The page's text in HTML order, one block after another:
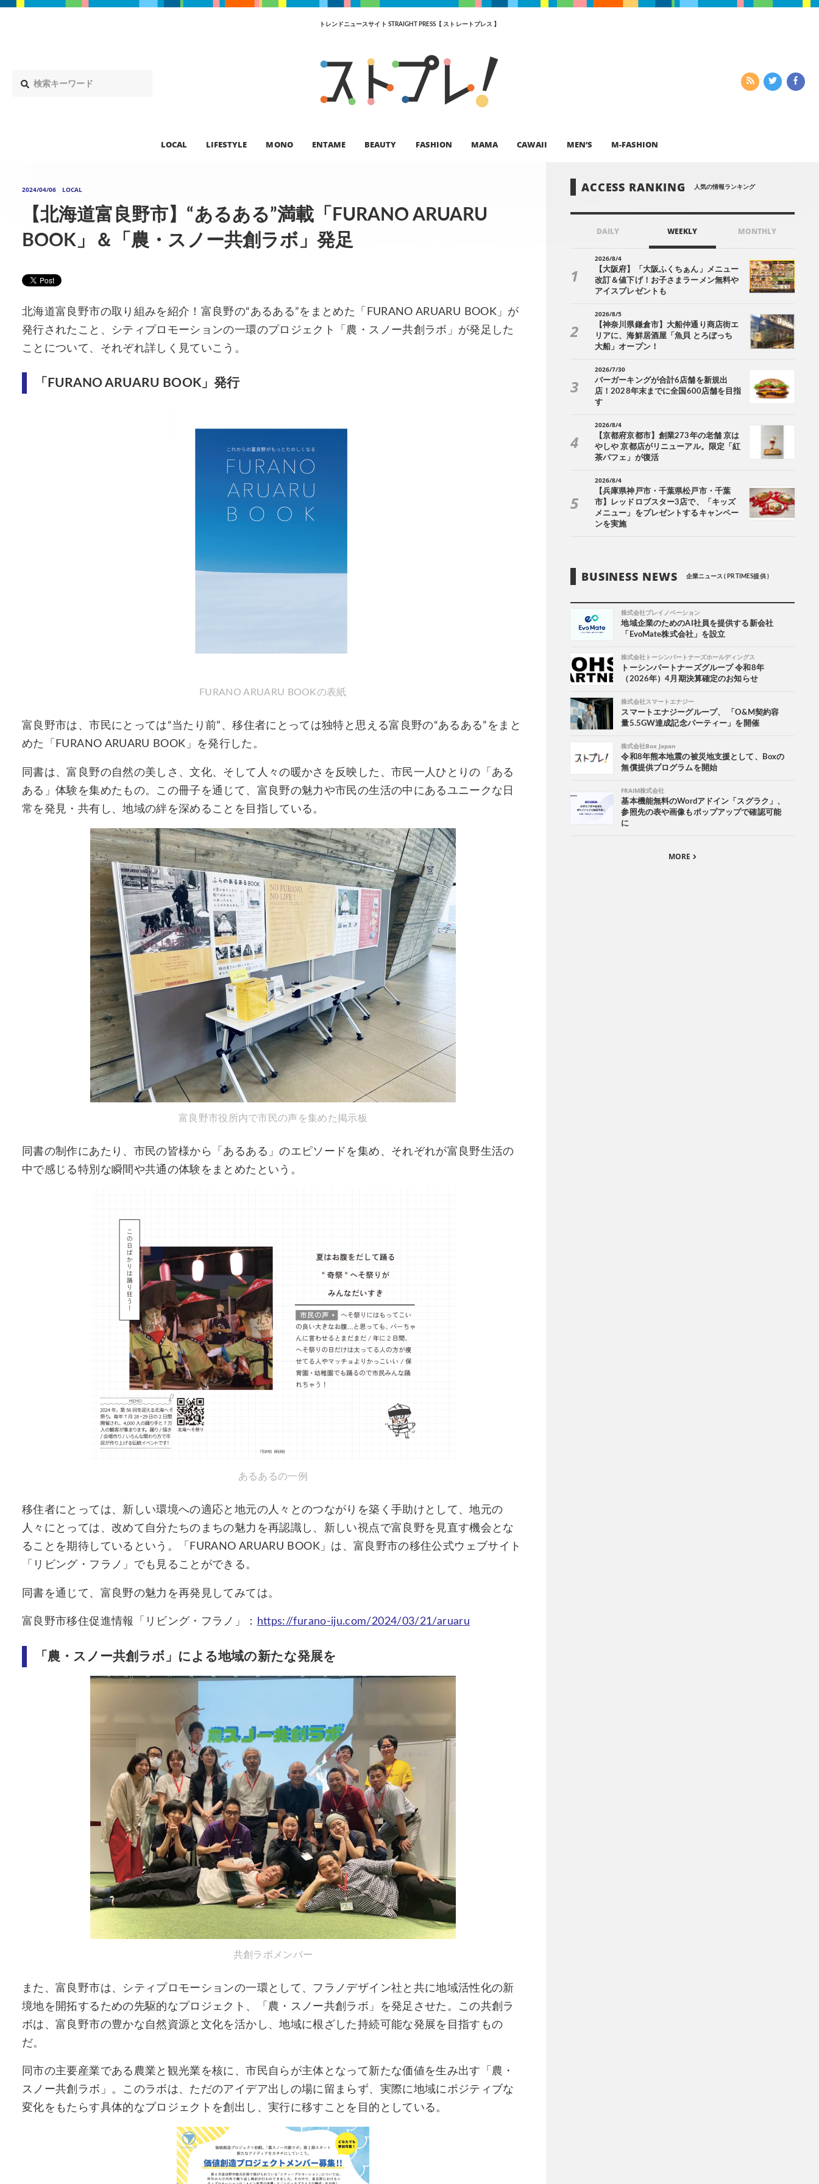
トレンドニュースサイト STRAIGHT PRESS【 ストレートプレス 】
LOCAL LIFESTYLE MONO ENTAME BEAUTY FASHION MAMA CAWAII MEN’S M-FASHION
2024/04/06 LOCAL
【北海道富良野市】“あるある”満載「FURANO ARUARU
BOOK」＆「農・スノー共創ラボ」発足
北海道富良野市の取り組みを紹介！富良野の“あるある”をまとめた「FURANO ARUARU BOOK」が
発行されたこと、シティプロモーションの一環のプロジェクト「農・スノー共創ラボ」が発足した
ことについて、それぞれ詳しく見ていこう。
「FURANO ARUARU BOOK」発行
FURANO ARUARU BOOKの表紙
富良野市は、市民にとっては“当たり前”、移住者にとっては独特と思える富良野の“あるある”をまと
めた「FURANO ARUARU BOOK」を発行した。
同書は、富良野の自然の美しさ、文化、そして人々の暖かさを反映した、市民一人ひとりの「ある
ある」体験を集めたもの。この冊子を通じて、富良野の魅力や市民の生活の中にあるユニークな日
常を発見・共有し、地域の絆を深めることを目指している。
富良野市役所内で市民の声を集めた掲示板
同書の制作にあたり、市民の皆様から「あるある」のエピソードを集め、それぞれが富良野生活の
中で感じる特別な瞬間や共通の体験をまとめたという。
あるあるの一例
移住者にとっては、新しい環境への適応と地元の人々とのつながりを築く手助けとして、地元の
人々にとっては、改めて自分たちのまちの魅力を再認識し、新しい視点で富良野を見直す機会とな
ることを期待しているという。「FURANO ARUARU BOOK」は、富良野市の移住公式ウェブサイト
「リビング・フラノ」でも見ることができる。
同書を通じて、富良野の魅力を再発見してみては。
富良野市移住促進情報「リビング・フラノ」： https://furano-iju.com/2024/03/21/aruaru
「農・スノー共創ラボ」による地域の新たな発展を
共創ラボメンバー
また、富良野市は、シティプロモーションの一環として、フラノデザイン社と共に地域活性化の新
境地を開拓するための先駆的なプロジェクト、「農・スノー共創ラボ」を発足させた。この共創ラ
ボは、富良野市の豊かな自然資源と文化を活かし、地域に根ざした持続可能な発展を目指すもの
だ。
同市の主要産業である農業と観光業を核に、市民自らが主体となって新たな価値を生み出す「農・
スノー共創ラボ」。このラボは、ただのアイデア出しの場に留まらず、実際に地域にポジティブな
変化をもたらす具体的なプロジェクトを創出し、実行に移すことを目的としている。
ACCESS RANKING 人気の情報ランキング
DAILY WEEKLY MONTHLY
2026/8/4
【大阪府】「大阪ふくちぁん」メニュー
改訂＆値下げ！お子さまラーメン無料や
アイスプレゼントも
2026/8/5
【神奈川県鎌倉市】大船仲通り商店街エ
リアに、海鮮居酒屋「魚貝 とろぼっち
大船」オープン！
2026/7/30
バーガーキングが合計6店舗を新規出
店！2028年末までに全国600店舗を目指
す
2026/8/4
【京都府京都市】創業273年の老舗 京は
やしや 京都店がリニューアル。限定「紅
茶パフェ」が復活
2026/8/4
【兵庫県神戸市・千葉県松戸市・千葉
市】レッドロブスター3店で、「キッズ
メニュー」をプレゼントするキャンペー
ンを実施
BUSINESS NEWS 企業ニュース ( PR TIMES提供 )
株式会社プレイノベーション
地域企業のためのAI社員を提供する新会社
「EvoMate株式会社」を設立
株式会社トーシンパートナーズホールディングス
トーシンパートナーズグループ 令和8年
（2026年）4月期決算確定のお知らせ
株式会社スマートエナジー
スマートエナジーグループ、 「O&M契約容
量5.5GW達成記念パーティー」を開催
株式会社Box Japan
令和8年熊本地震の被災地支援として、Boxの
無償提供プログラムを開始
FRAIM株式会社
基本機能無料のWordアドイン「スグラク」、
参照先の表や画像もポップアップで確認可能
に
MORE